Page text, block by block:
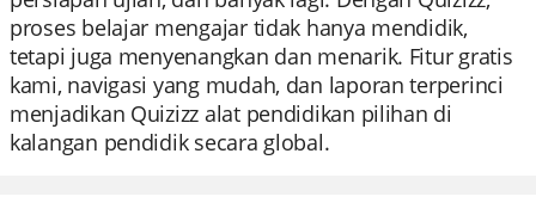
proses belajar mengajar tidak hanya mendidik,
tetapi juga menyenangkan dan menarik. Fitur gratis
kami, navigasi yang mudah, dan laporan terperinci
menjadikan Quizizz alat pendidikan pilihan di
kalangan pendidik secara global.